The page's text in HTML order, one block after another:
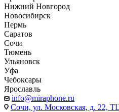
Нижний Новгород
Новосибирск
Пермь
Саратов
Сочи
Тюмень
Ульяновск
Уфа
Чебоксары
Ярославль
info@miraphone.ru
Сочи, ул. Московская, д. 22,